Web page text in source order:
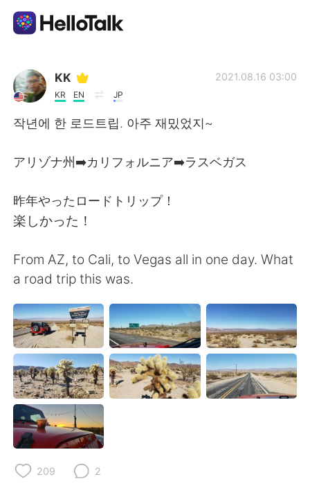
App di scambio linguistico
AI Grammar Checker
English 简体中文
العربية Français
Deutsch 日本語
한국어 Русский
ไทย Indonesia
Türkçe
KK
KR EN JP
2021.08.16 03:00
작년에 한 로드트립. 아주 재밌었지~
アリゾナ州➡️カリフォルニア➡️ラスベガス
昨年やったロードトリップ！
楽しかった！
From AZ, to Cali, to Vegas all in one day. What
a road trip this was.
209 2